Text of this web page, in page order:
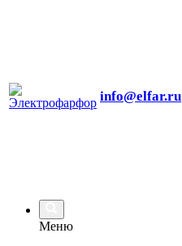
info@elfar.ru
Меню